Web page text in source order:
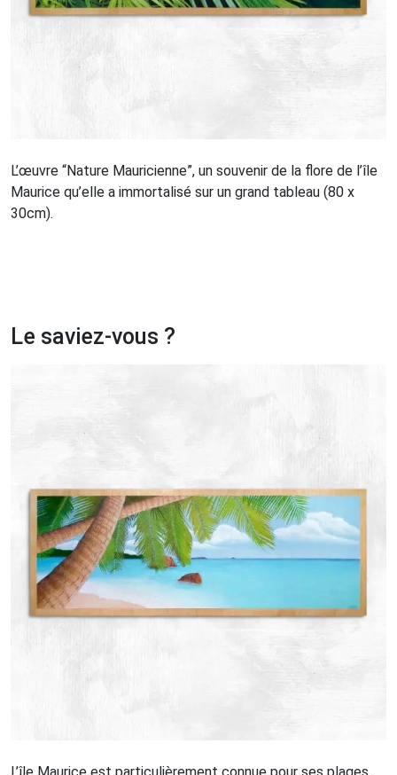
L’œuvre “Nature Mauricienne”, un souvenir de la flore de l’île
Maurice qu’elle a immortalisé sur un grand tableau (80 x
30cm).
Le saviez-vous ?